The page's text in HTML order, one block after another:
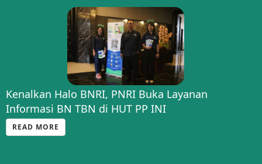
Kenalkan Halo BNRI, PNRI Buka Layanan
Informasi BN TBN di HUT PP INI
READ MORE